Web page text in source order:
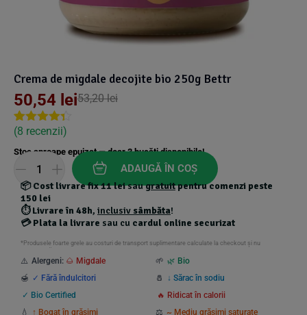
👶 Îngrijire Bebe & Copii ›
🧴 Îngrijire Personală ›
🐕 Animale de Companie
🏠 Casa & Lifestyle › (340)
Super Alimente
Suplimente Vegetale
Crema de migdale decojite bio 250g Bettr
53,20lei
50,54 lei
Rated4.29
based on
7
customer
ratings
(8 recenzii)
Stoc aproape epuizat — doar3bucăți disponibile!
ADAUGĂ ÎN COȘ
📦Cost livrare fix 11 leisaugratuitpentru comenzi peste
150 lei
⏱️Livrare în 48h, inclusiv sâmbăta!
💳Plata la livrare sau cu cardul online securizat
*Produsele foarte grele au costuri de transport suplimentare calculate la checkout și nu
⚠️ Alergeni: 🌰 Migdale 🌱 🌿 Bio
🍯 ✓ Fără îndulcitori 🧂
↓ Sărac în sodiu
✓ Bio Certified
🔥 Ridicat în calorii
💧
↑ Bogat în grăsimi ⚖️ ~ Mediu grăsimi saturate